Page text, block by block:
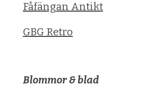
Fåfängan Antikt
GBG Retro
Blommor & blad